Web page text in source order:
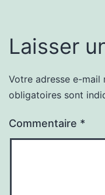
Laisser
Votre adresse e-mail
obligatoires sont
Commentaire *